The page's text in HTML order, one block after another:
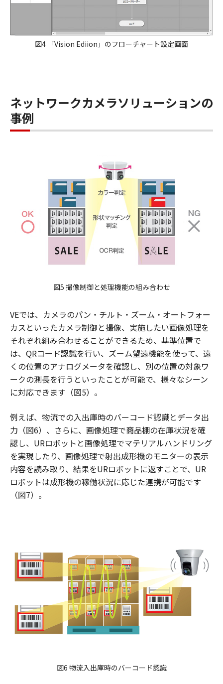
図4 「Vision Ediion」のフローチャート設定画面
ネットワークカメラソリューションの
事例
図5 撮像制御と処理機能の組み合わせ
VEでは、カメラのパン・チルト・ズーム・オートフォー
カスといったカメラ制御と撮像、実施したい画像処理を
それぞれ組み合わせることができるため、基準位置で
は、QRコード認識を行い、ズーム望遠機能を使って、遠
くの位置のアナログメータを確認し、別の位置の対象ワ
ークの測長を行うといったことが可能で、様々なシーン
に対応できます（図5）。
例えば、物流での入出庫時のバーコード認識とデータ出
力（図6）、さらに、画像処理で商品棚の在庫状況を確
認し、URロボットと画像処理でマテリアルハンドリング
を実現したり、画像処理で射出成形機のモニターの表示
内容を読み取り、結果をURロボットに返すことで、UR
ロボットは成形機の稼働状況に応じた連携が可能です
（図7）。
図6 物流入出庫時のバーコード認識